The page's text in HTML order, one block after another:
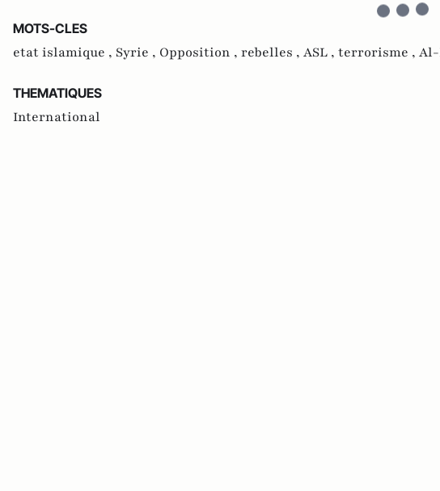
MOTS-CLES
etat islamique , Syrie , Opposition , rebelles , ASL , terrorisme , Al-
THEMATIQUES
International